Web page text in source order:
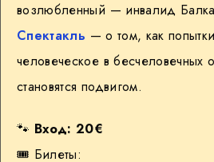
возлюбленный — инвалид
Спектакль — о том, как
человеческое в бесчеловечных
становятся подвигом.
🐾 Вход: 20€
🎟 Билеты: